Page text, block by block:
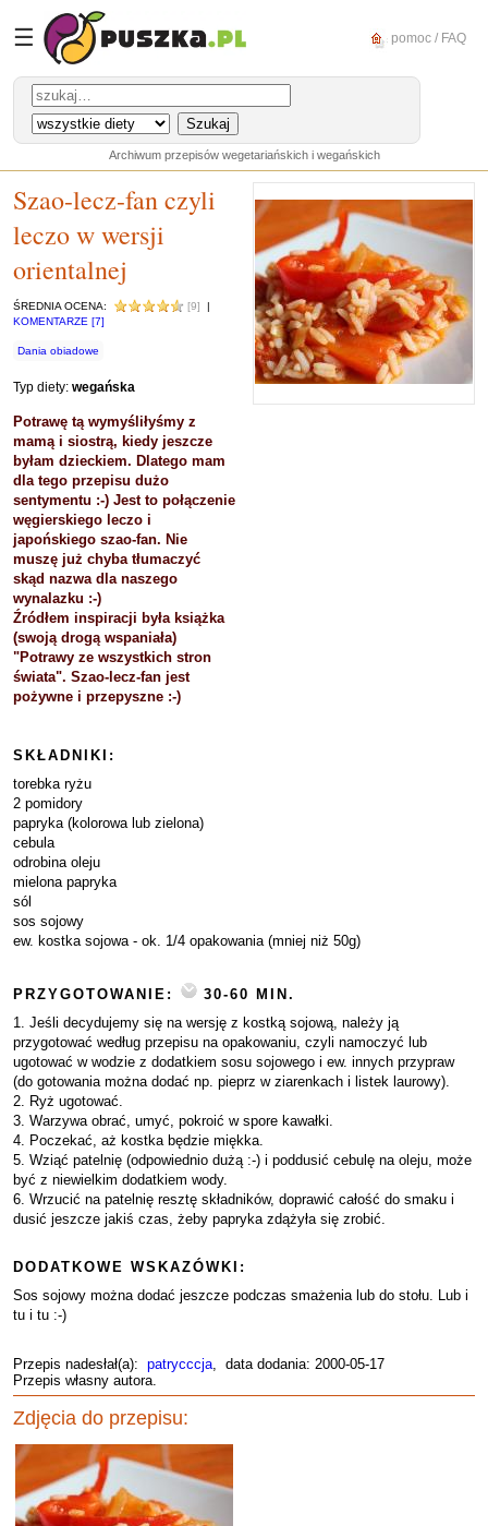
☰ pomoc / FAQ
Archiwum przepisów wegetariańskich i wegańskich
Szao-lecz-fan czyli
leczo w wersji
orientalnej
ŚREDNIA OCENA: [9]
|
KOMENTARZE [7]
Dania obiadowe
Typ diety: wegańska
Potrawę tą wymyśliłyśmy z
mamą i siostrą, kiedy jeszcze
byłam dzieckiem. Dlatego mam
dla tego przepisu dużo
sentymentu :-) Jest to połączenie
węgierskiego leczo i
japońskiego szao-fan. Nie
muszę już chyba tłumaczyć
skąd nazwa dla naszego
wynalazku :-)
Źródłem inspiracji była książka
(swoją drogą wspaniała)
"Potrawy ze wszystkich stron
świata". Szao-lecz-fan jest
pożywne i przepyszne :-)
SKŁADNIKI:
torebka ryżu
2 pomidory
papryka (kolorowa lub zielona)
cebula
odrobina oleju
mielona papryka
sól
sos sojowy
ew. kostka sojowa - ok. 1/4 opakowania (mniej niż 50g)
PRZYGOTOWANIE:
30-60 MIN.
1. Jeśli decydujemy się na wersję z kostką sojową, należy ją
przygotować według przepisu na opakowaniu, czyli namoczyć lub
ugotować w wodzie z dodatkiem sosu sojowego i ew. innych przypraw
(do gotowania można dodać np. pieprz w ziarenkach i listek laurowy).
2. Ryż ugotować.
3. Warzywa obrać, umyć, pokroić w spore kawałki.
4. Poczekać, aż kostka będzie miękka.
5. Wziąć patelnię (odpowiednio dużą :-) i poddusić cebulę na oleju, może
być z niewielkim dodatkiem wody.
6. Wrzucić na patelnię resztę składników, doprawić całość do smaku i
dusić jeszcze jakiś czas, żeby papryka zdążyła się zrobić.
DODATKOWE WSKAZÓWKI:
Sos sojowy można dodać jeszcze podczas smażenia lub do stołu. Lub i
tu i tu :-)
Przepis nadesłał(a): patrycccja, data dodania: 2000-05-17
Przepis własny autora.
Zdjęcia do przepisu: